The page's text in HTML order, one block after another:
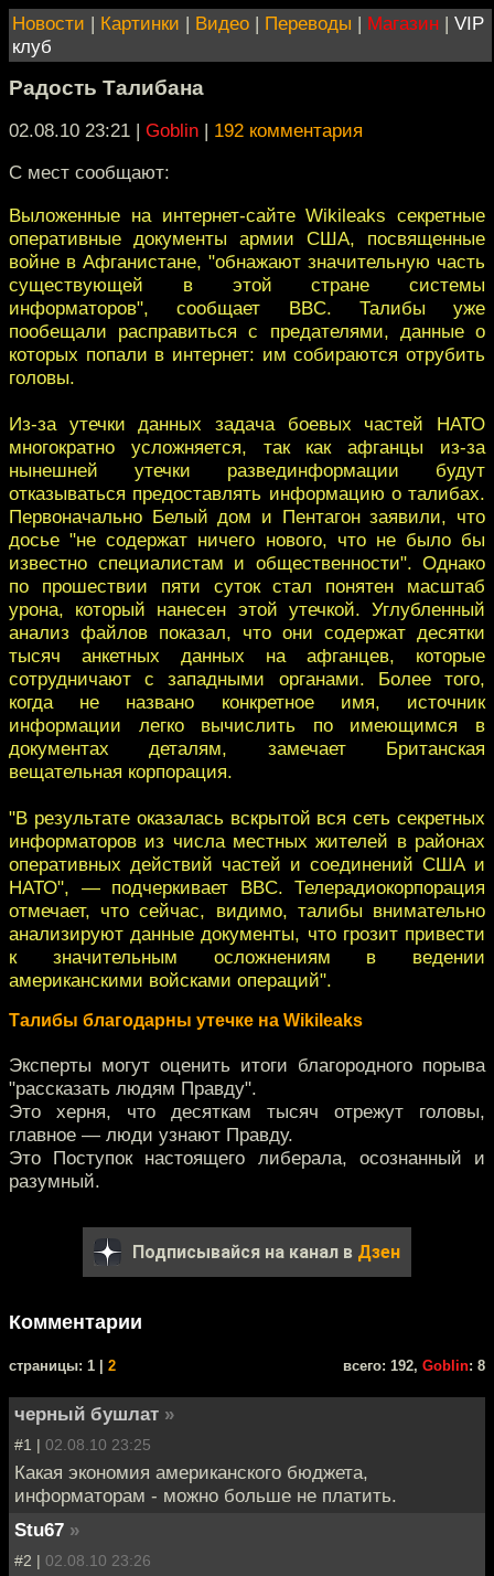
Новости | Картинки | Видео | Переводы | Магазин | VIP
клуб
Радость Талибана
02.08.10 23:21 | Goblin | 192 комментария
С мест сообщают:
Выложенные на интернет-сайте Wikileaks секретные
оперативные документы армии США, посвященные
войне в Афганистане, "обнажают значительную часть
существующей в этой стране системы
информаторов", сообщает BBC. Талибы уже
пообещали расправиться с предателями, данные о
которых попали в интернет: им собираются отрубить
головы.
Из-за утечки данных задача боевых частей НАТО
многократно усложняется, так как афганцы из-за
нынешней утечки развединформации будут
отказываться предоставлять информацию о талибах.
Первоначально Белый дом и Пентагон заявили, что
досье "не содержат ничего нового, что не было бы
известно специалистам и общественности". Однако
по прошествии пяти суток стал понятен масштаб
урона, который нанесен этой утечкой. Углубленный
анализ файлов показал, что они содержат десятки
тысяч анкетных данных на афганцев, которые
сотрудничают с западными органами. Более того,
когда не названо конкретное имя, источник
информации легко вычислить по имеющимся в
документах деталям, замечает Британская
вещательная корпорация.
"В результате оказалась вскрытой вся сеть секретных
информаторов из числа местных жителей в районах
оперативных действий частей и соединений США и
НАТО", — подчеркивает BBC. Телерадиокорпорация
отмечает, что сейчас, видимо, талибы внимательно
анализируют данные документы, что грозит привести
к значительным осложнениям в ведении
американскими войсками операций".
Талибы благодарны утечке на Wikileaks
Эксперты могут оценить итоги благородного порыва
"рассказать людям Правду".
Это херня, что десяткам тысяч отрежут головы,
главное — люди узнают Правду.
Это Поступок настоящего либерала, осознанный и
разумный.
Подписывайся на канал в Дзен
Комментарии
cтраницы: 1 | 2 всего: 192, Goblin: 8
черный бушлат »
#1 | 02.08.10 23:25
Какая экономия американского бюджета,
информаторам - можно больше не платить.
Stu67 »
#2 | 02.08.10 23:26